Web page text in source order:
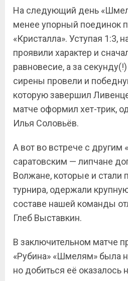
На следующий день
менее упорный поединок
«Кристалла». Уступая 1:3,
проявили характер и
равновесие, а за
сирены провели и
которую завершил
матче оформил хет-трик,
Илья Соловьёв.
А вот во встрече с другим
саратовским — липчане
Волжане, которые и стали
турнира, одержали
составе нашей команды
Глеб Выставкин.
В заключительном матче
«Рубина» «Шмелям» была
но добиться её оказалось